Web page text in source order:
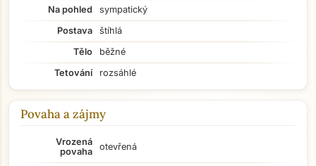
Na pohled
sympatický
Postava
štíhlá
Tělo
běžné
Tetování
rozsáhlé
Povaha a zájmy
Vrozená
povaha
otevřená